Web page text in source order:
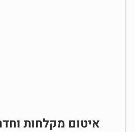
איטום מקלחות